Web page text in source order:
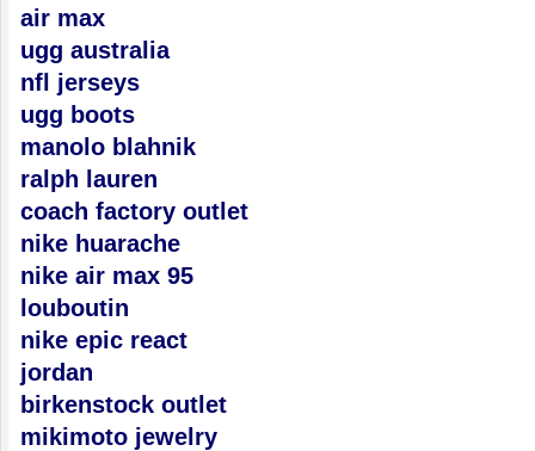
air max
ugg australia
nfl jerseys
ugg boots
manolo blahnik
ralph lauren
coach factory outlet
nike huarache
nike air max 95
louboutin
nike epic react
jordan
birkenstock outlet
mikimoto jewelry